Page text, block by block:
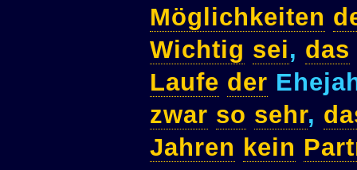
Möglichkeiten
Wichtig sei, das
Laufe der
zwar so sehr,
Jahren kein